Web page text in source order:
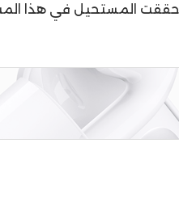
حققت المستحيل في هذا